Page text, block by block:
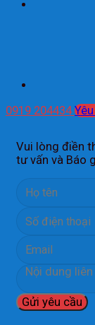
0919 204434
Vui lòng điền
tư vấn và Báo